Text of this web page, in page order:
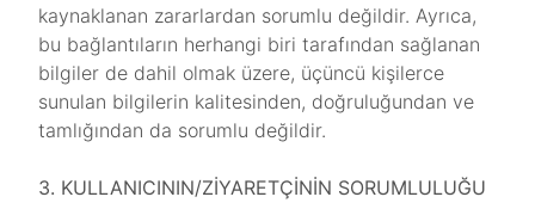
kaynaklanan zararlardan sorumlu değildir. Ayrıca,
bu bağlantıların herhangi biri tarafından sağlanan
bilgiler de dahil olmak üzere, üçüncü kişilerce
sunulan bilgilerin kalitesinden, doğruluğundan ve
tamlığından da sorumlu değildir.
3. KULLANICININ/ZİYARETÇİNİN SORUMLULUĞU